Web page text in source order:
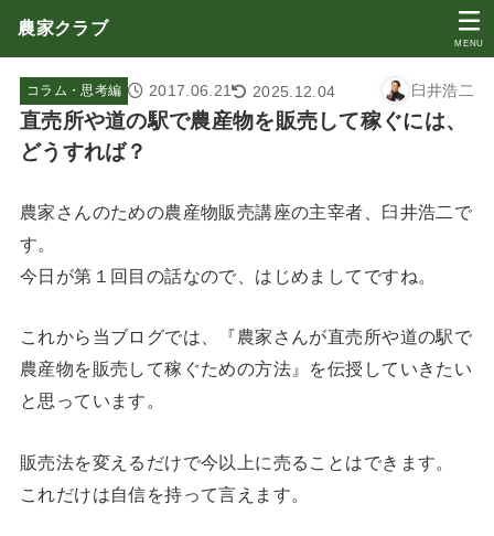
農家クラブ
MENU
コラム・思考編 2017.06.21 2025.12.04 臼井浩二
直売所や道の駅で農産物を販売して稼ぐには、
どうすれば？
農家さんのための農産物販売講座の主宰者、臼井浩二で
す。
今日が第１回目の話なので、はじめましてですね。
これから当ブログでは、『農家さんが直売所や道の駅で
農産物を販売して稼ぐための方法』を伝授していきたい
と思っています。
販売法を変えるだけで今以上に売ることはできます。
これだけは自信を持って言えます。